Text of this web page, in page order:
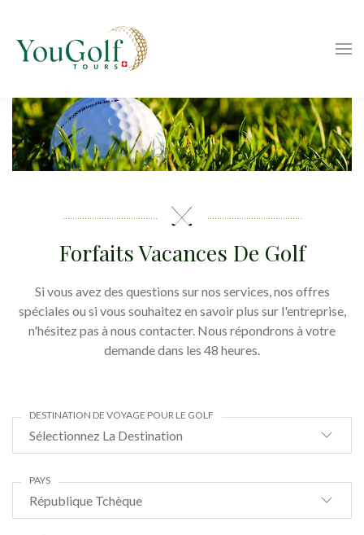
Forfaits Vacances De Golf
Si vous avez des questions sur nos services, nos offres
spéciales ou si vous souhaitez en savoir plus sur l'entreprise,
n'hésitez pas à nous contacter. Nous répondrons à votre
demande dans les 48 heures.
Sélectionnez La Destination
DESTINATION DE VOYAGE POUR LE GOLF
République Tchèque
PAYS